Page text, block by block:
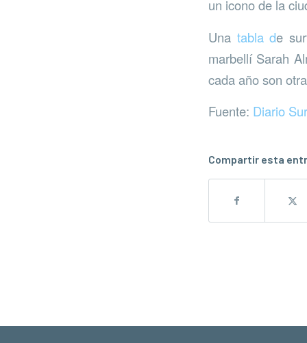
un icono de la
Una tabla de
marbellí Sarah
cada año son
Fuente: Diario Sur
Compartir esta